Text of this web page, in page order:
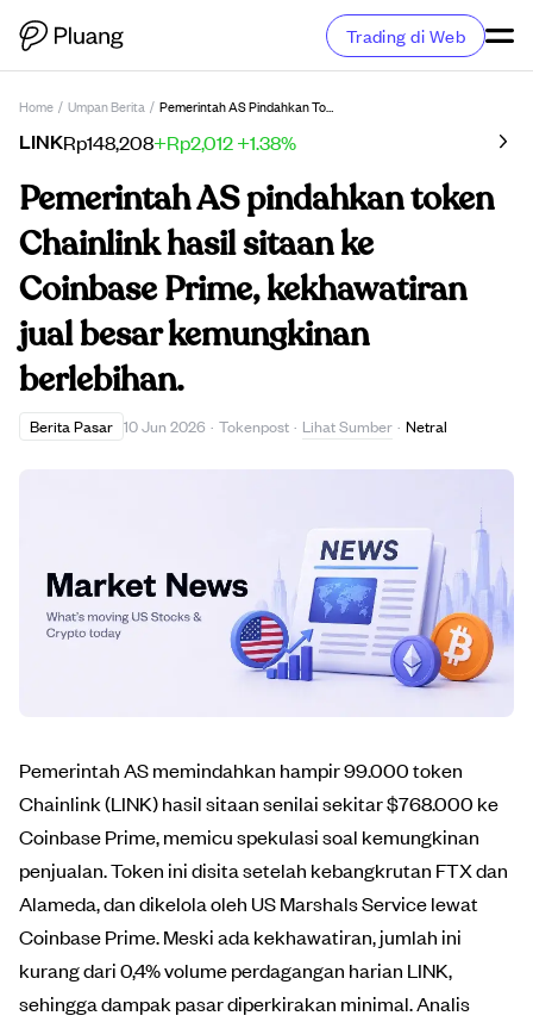
Trading di Web
Home / Umpan Berita / Pemerintah AS Pindahkan Token Chainlink Hasil Sitaan Ke Coinbase Prime, Kekhawatiran Jual Besar Kemungkinan Berlebihan.
LINKRp148,208+Rp2,012+1.38%
Pemerintah AS pindahkan token
Chainlink hasil sitaan ke
Coinbase Prime, kekhawatiran
jual besar kemungkinan
berlebihan.
Berita Pasar 10 Jun 2026 · Tokenpost · Lihat Sumber · Netral
Pemerintah AS memindahkan hampir 99.000 token
Chainlink (LINK) hasil sitaan senilai sekitar $768.000 ke
Coinbase Prime, memicu spekulasi soal kemungkinan
penjualan. Token ini disita setelah kebangkrutan FTX dan
Alameda, dan dikelola oleh US Marshals Service lewat
Coinbase Prime. Meski ada kekhawatiran, jumlah ini
kurang dari 0,4% volume perdagangan harian LINK,
sehingga dampak pasar diperkirakan minimal. Analis